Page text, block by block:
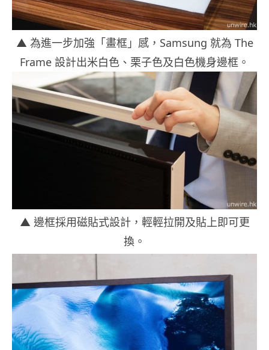
▲ 為進一步加強「畫框」感，Samsung 就為 The
Frame 設計出米白色、栗子色及白色機身邊框。
▲ 邊框採用磁貼式設計，輕輕拉開及貼上即可更
換。